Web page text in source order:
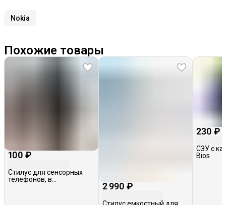
Nokia
Похожие товары
100 ₽
Стилус для сенсорных
телефонов, в
2 990 ₽
Стилус емкостный для
230 ₽
СЗУ с
Bios